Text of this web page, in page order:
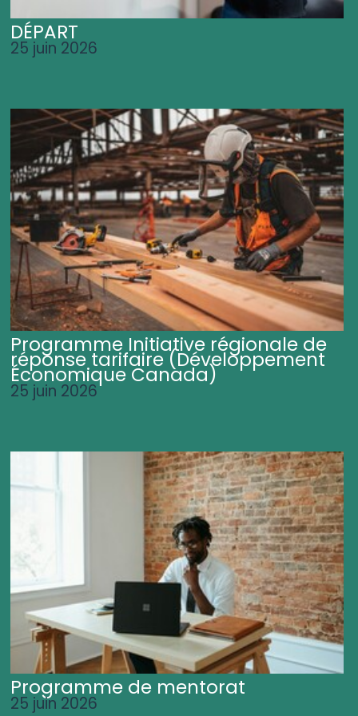
DÉPART
25 juin 2026
Programme Initiative régionale de
réponse tarifaire (Développement
Économique Canada)
25 juin 2026
Programme de mentorat
25 juin 2026